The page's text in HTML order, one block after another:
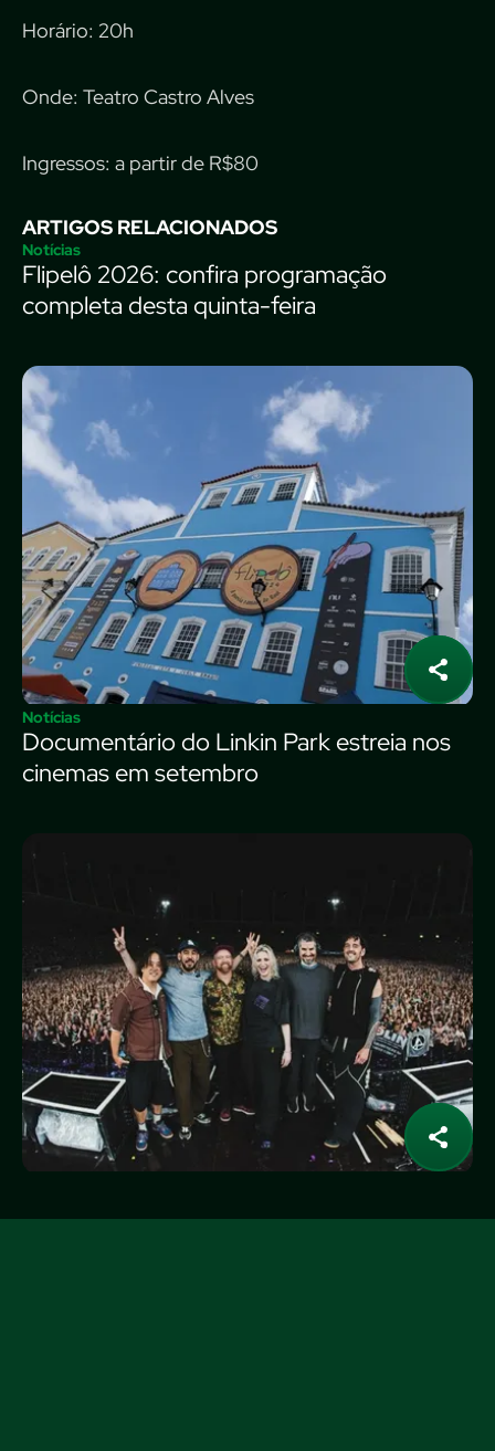
Horário: 20h
Onde: Teatro Castro Alves
Ingressos: a partir de R$80
ARTIGOS RELACIONADOS
Notícias
Flipelô 2026: confira programação
completa desta quinta-feira
Notícias
Documentário do Linkin Park estreia nos
cinemas em setembro